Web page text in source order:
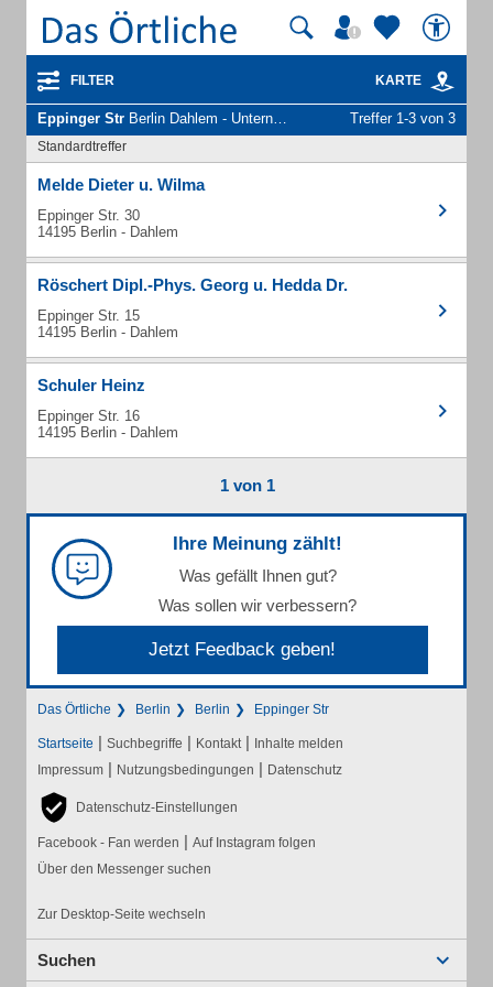
FILTER KARTE
Eppinger Str Berlin Dahlem - Unternehmen und Personen Treffer 1-3 von 3
Standardtreffer
Melde Dieter u. Wilma
Eppinger Str. 30
14195 Berlin - Dahlem
Röschert Dipl.-Phys. Georg u. Hedda Dr.
Eppinger Str. 15
14195 Berlin - Dahlem
Schuler Heinz
Eppinger Str. 16
14195 Berlin - Dahlem
1 von 1
Ihre Meinung zählt!
Was gefällt Ihnen gut?
Was sollen wir verbessern?
Jetzt Feedback geben!
Das Örtliche Berlin Berlin Eppinger Str
Startseite | Suchbegriffe | Kontakt | Inhalte melden
Impressum | Nutzungsbedingungen | Datenschutz
Datenschutz-Einstellungen
Facebook - Fan werden | Auf Instagram folgen
Über den Messenger suchen
Zur Desktop-Seite wechseln
Suchen